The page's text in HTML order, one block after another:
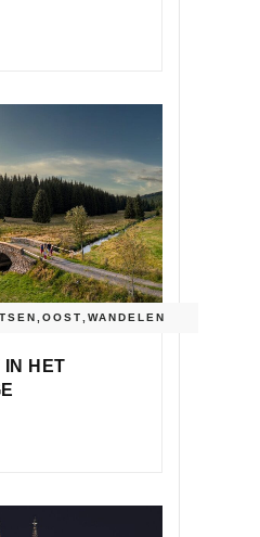
OOST WANDELEN
IN HET